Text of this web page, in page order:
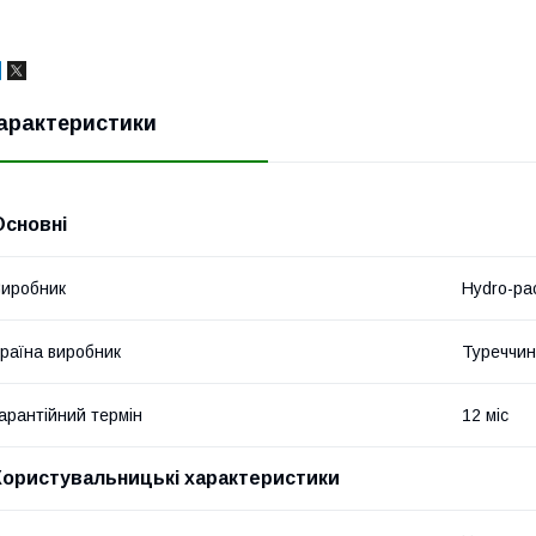
Hydro-
виробник
термін 12 міс
характеристики